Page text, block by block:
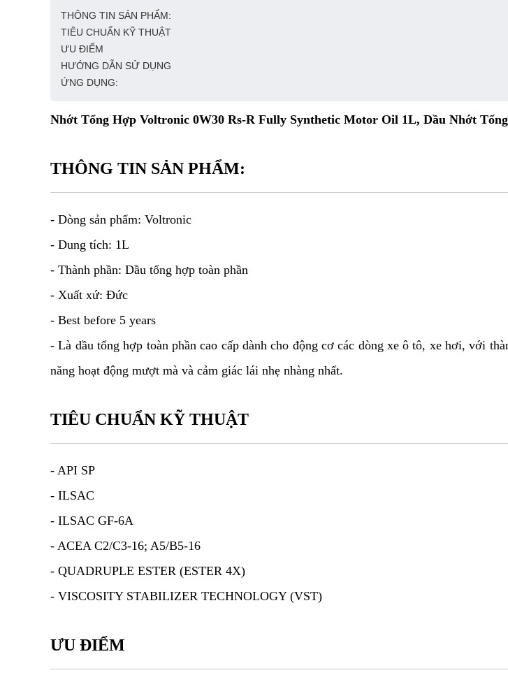
THÔNG TIN SẢN PHẨM:
TIÊU CHUẨN KỸ THUẬT
ƯU ĐIỂM
HƯỚNG DẪN SỬ DỤNG
ỨNG DỤNG:
Nhớt Tổng Hợp Voltronic 0W30 Rs-R Fully Synthetic Motor Oil 1L, Dầu Nhớt
THÔNG TIN SẢN PHẨM:
- Dòng sản phẩm: Voltronic
- Dung tích: 1L
- Thành phần: Dầu tổng hợp toàn phần
- Xuất xứ: Đức
- Best before 5 years
- Là dầu tổng hợp toàn phần cao cấp dành cho động cơ các dòng xe ô tô, xe hơi, với
năng hoạt động mượt mà và cảm giác lái nhẹ nhàng nhất.
TIÊU CHUẨN KỸ THUẬT
- API SP
- ILSAC
- ILSAC GF-6A
- ACEA C2/C3-16; A5/B5-16
- QUADRUPLE ESTER (ESTER 4X)
- VISCOSITY STABILIZER TECHNOLOGY (VST)
ƯU ĐIỂM